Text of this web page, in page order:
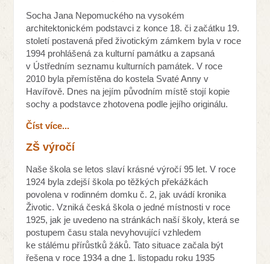
Socha Jana Nepomuckého na vysokém
architektonickém podstavci z konce 18. či začátku 19.
století postavená před životickým zámkem byla v roce
1994 prohlášená za kulturní památku a zapsaná
v Ústředním seznamu kulturních památek. V roce
2010 byla přemístěna do kostela Svaté Anny v
Havířově. Dnes na jejím původním místě stojí kopie
sochy a podstavce zhotovena podle jejího originálu.
Číst více...
ZŠ výročí
Naše škola se letos slaví krásné výročí 95 let. V roce
1924 byla zdejší škola po těžkých překážkách
povolena v rodinném domku č. 2, jak uvádí kronika
Životic. Vzniká česká škola o jedné místnosti v roce
1925, jak je uvedeno na stránkách naší školy, která se
postupem času stala nevyhovující vzhledem
ke stálému přírůstků žáků. Tato situace začala být
řešena v roce 1934 a dne 1. listopadu roku 1935